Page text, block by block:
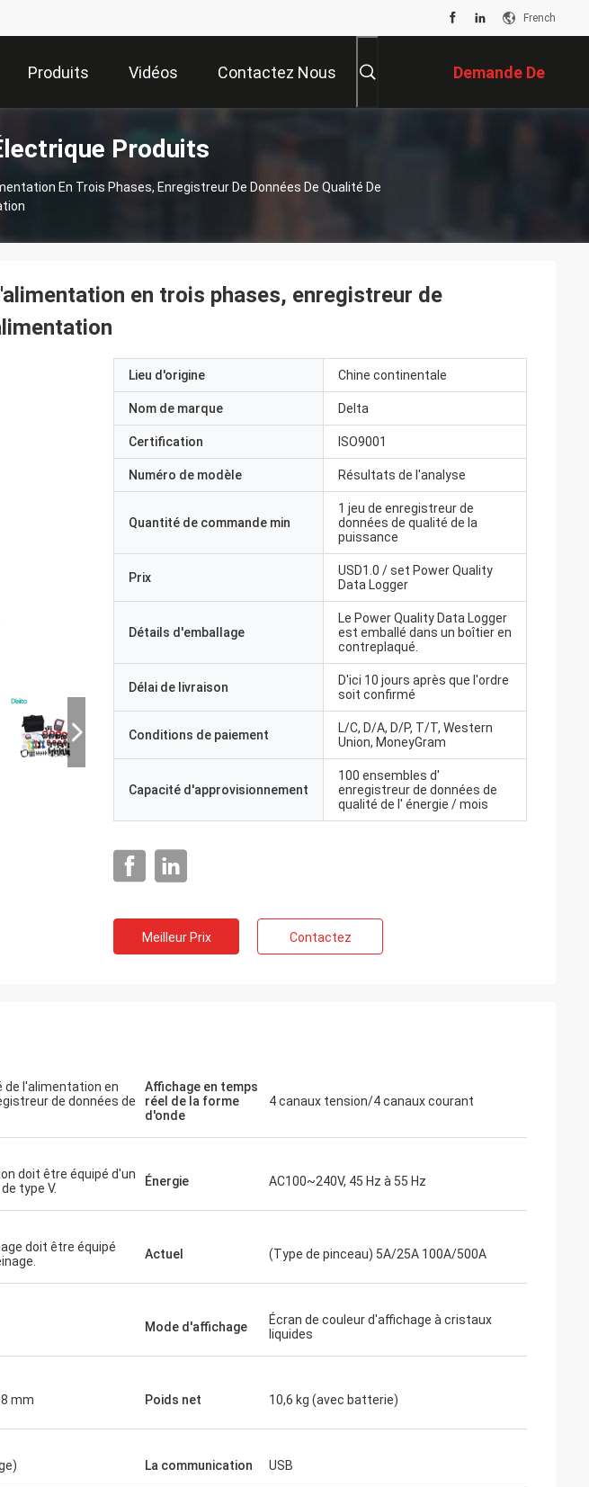
French
Produits Vidéos Contactez Nous Demande De
Soumission
Produits
En Trois Phases, Enregistreur De Données De Qualité De
M. Ricky Casipe, vous avez une idée?
d'essai, ils sont tous en bon état. Je vais
acheter un instrument plus tôt. Merci
en trois phases, enregistreur de
Lieu d'origine Chine continentale
Nom de marque Delta
Certification ISO9001
Numéro de modèle Résultats de l'analyse
Quantité de commande min
1 jeu de enregistreur de
données de qualité de la
puissance
Prix
USD1.0 / set Power Quality
Data Logger
Détails d'emballage
Le Power Quality Data Logger
est emballé dans un boîtier en
contreplaqué.
Délai de livraison
D'ici 10 jours après que l'ordre
soit confirmé
Conditions de paiement
L/C, D/A, D/P, T/T, Western
Union, MoneyGram
Capacité d'approvisionnement
100 ensembles d'
enregistreur de données de
qualité de l' énergie / mois
Meilleur Prix Contactez
de l'alimentation en
de données de
Affichage en temps
réel de la forme
d'onde
4 canaux tension/4 canaux courant
doit être équipé d'un
type V.
Énergie AC100~240V, 45 Hz à 55 Hz
doit être équipé
Actuel (Type de pinceau) 5A/25A 100A/500A
Mode d'affichage
Écran de couleur d'affichage à cristaux
liquides
mm Poids net 10,6 kg (avec batterie)
La communication USB